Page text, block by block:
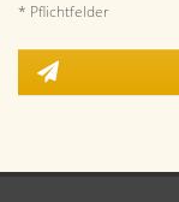
* Pflichtfelder